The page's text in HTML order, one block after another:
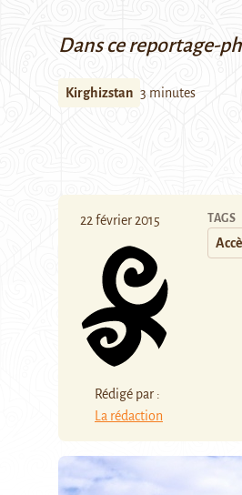
Dans ce reportage-
Kirghizstan 3 minutes
22 février 2015
Rédigé par :
La rédaction
TAGS